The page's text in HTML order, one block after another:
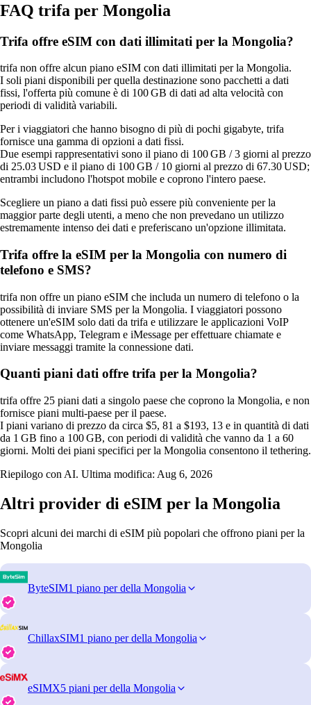
FAQ trifa per Mongolia
Trifa offre eSIM con dati illimitati per la Mongolia?
trifa non offre alcun piano eSIM con dati illimitati per la Mongolia.
I soli piani disponibili per quella destinazione sono pacchetti a dati
fissi, l'offerta più comune è di 100 GB di dati ad alta velocità con
periodi di validità variabili.
Per i viaggiatori che hanno bisogno di più di pochi gigabyte, trifa
fornisce una gamma di opzioni a dati fissi.
Due esempi rappresentativi sono il piano di 100 GB / 3 giorni al prezzo
di 25.03 USD e il piano di 100 GB / 10 giorni al prezzo di 67.30 USD;
entrambi includono l'hotspot mobile e coprono l'intero paese.
Scegliere un piano a dati fissi può essere più conveniente per la
maggior parte degli utenti, a meno che non prevedano un utilizzo
estremamente intenso dei dati e preferiscano un'opzione illimitata.
Trifa offre la eSIM per la Mongolia con numero di
telefono e SMS?
trifa non offre un piano eSIM che includa un numero di telefono o la
possibilità di inviare SMS per la Mongolia. I viaggiatori possono
ottenere un'eSIM solo dati da trifa e utilizzare le applicazioni VoIP
come WhatsApp, Telegram e iMessage per effettuare chiamate e
inviare messaggi tramite la connessione dati.
Quanti piani dati offre trifa per la Mongolia?
trifa offre 25 piani dati a singolo paese che coprono la Mongolia, e non
fornisce piani multi‑paese per il paese.
I piani variano di prezzo da circa $5, 81 a $193, 13 e in quantità di dati
da 1 GB fino a 100 GB, con periodi di validità che vanno da 1 a 60
giorni. Molti dei piani specifici per la Mongolia consentono il tethering.
Riepilogo con AI. Ultima modifica: Aug 6, 2026
Altri provider di eSIM per la Mongolia
Scopri alcuni dei marchi di eSIM più popolari che offrono piani per la
Mongolia
ByteSIM1 piano per della Mongolia
ChillaxSIM1 piano per della Mongolia
eSIMX5 piani per della Mongolia